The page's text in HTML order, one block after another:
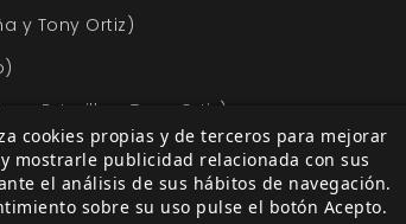
y Tony Ortiz)
Esturillo y Tony Ortiz)
García y Pedro J. Ramos, autor)
cookies propias y de terceros para mejorar
mostrarle publicidad relacionada con sus
el análisis de sus hábitos de navegación.
sobre su uso pulse el botón Acepto.